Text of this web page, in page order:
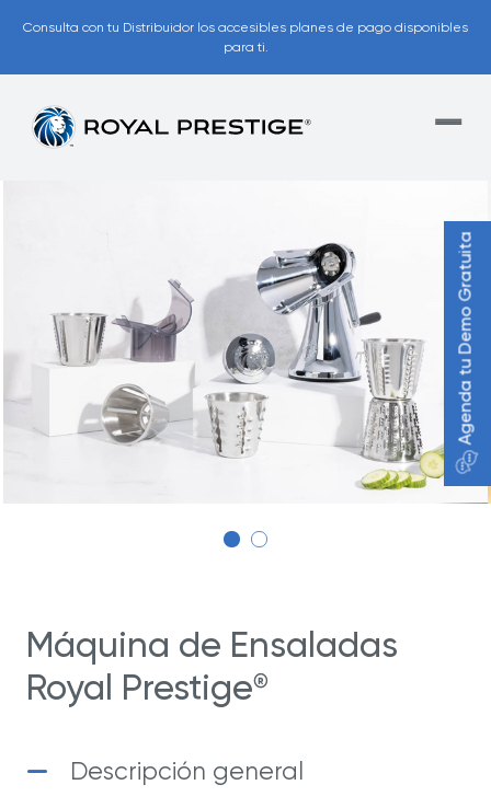
Consulta con tu Distribuidor los accesibles planes de pago disponibles
para ti.
Máquina de Ensaladas
Royal Prestige®
Descripción general
Agenda tu Demo Gratuita